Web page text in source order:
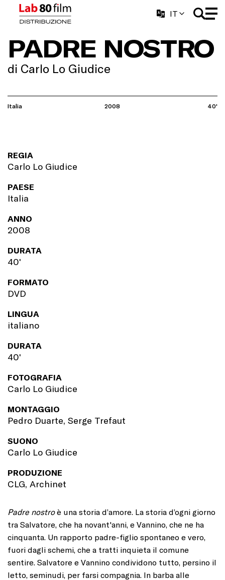
IT
PADRE NOSTRO
di Carlo Lo Giudice
Italia 2008 40'
REGIA
Carlo Lo Giudice
PAESE
Italia
ANNO
2008
DURATA
40'
FORMATO
DVD
LINGUA
italiano
DURATA
40'
FOTOGRAFIA
Carlo Lo Giudice
MONTAGGIO
Pedro Duarte, Serge Trefaut
SUONO
Carlo Lo Giudice
PRODUZIONE
CLG, Archinet
Padre nostroè una storia d’amore. La storia d’ogni giorno
tra Salvatore, che ha novant'anni, e Vannino, che ne ha
cinquanta. Un rapporto padre-figlio spontaneo e vero,
fuori dagli schemi, che a tratti inquieta il comune
sentire. Salvatore e Vannino condividono tutto, persino il
letto, seminudi, per farsi compagnia. In barba alle